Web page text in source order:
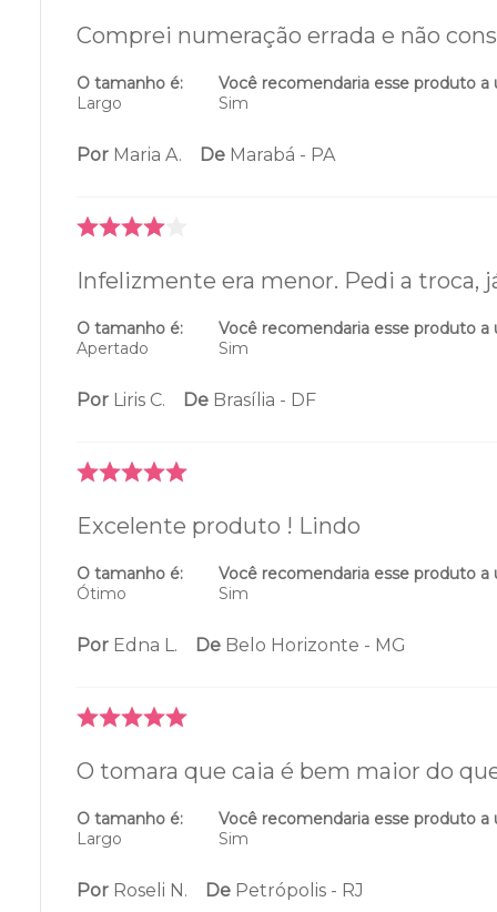
Comprei numeração errada e não
O tamanho é:
Largo
Você recomendaria esse produto a
Sim
Por Maria A. De Marabá - PA
Infelizmente era menor. Pedi a troca,
O tamanho é:
Apertado
Você recomendaria esse produto a
Sim
Por Liris C. De Brasília - DF
Excelente produto ! Lindo
O tamanho é:
Ótimo
Você recomendaria esse produto a
Sim
Por Edna L. De Belo Horizonte - MG
O tomara que caia é bem maior do
O tamanho é:
Largo
Você recomendaria esse produto a
Sim
Por Roseli N. De Petrópolis - RJ